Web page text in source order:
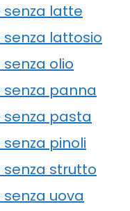
senza latte
senza lattosio
olio
senza panna
senza pasta
pinoli
senza strutto
uova